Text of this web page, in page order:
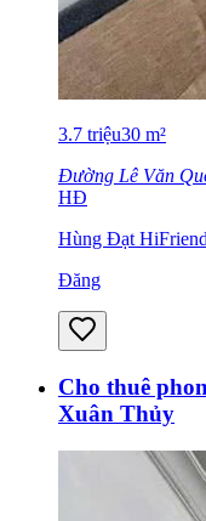
3.7 triệu30 m²
Đường Lê Văn
HĐ
Hùng Đạt
Đăng
Cho thuê
Xuân Thủy